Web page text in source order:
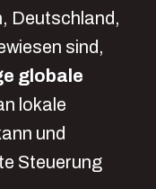
Deutschland,
sind,
globale
lokale
und
Steuerung